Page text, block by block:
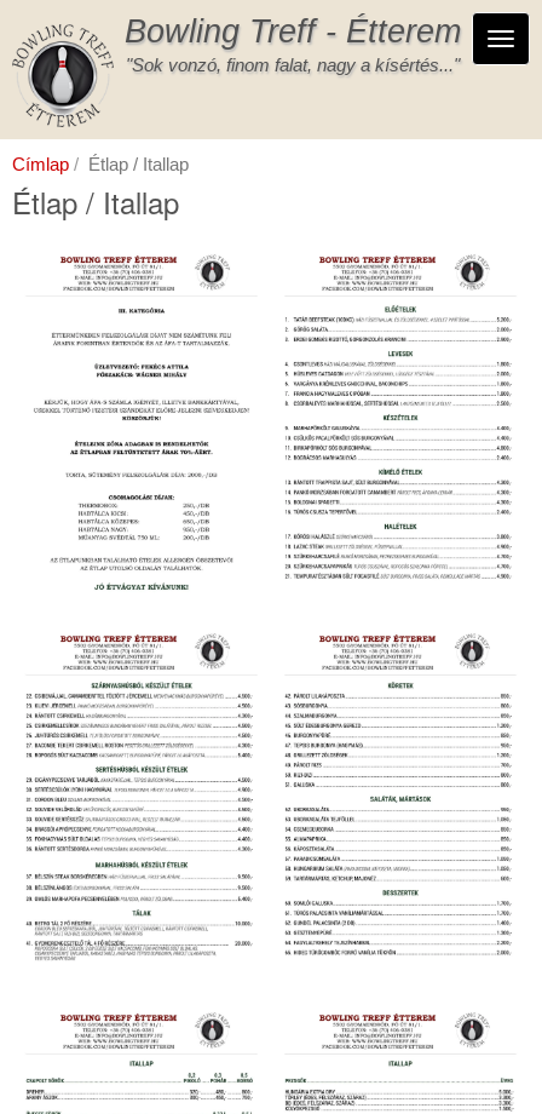
tartalomra
Bowling Treff - Étterem
"Sok vonzó, finom falat, nagy a kísértés..."
Címlap Étlap / Itallap
Étlap / Itallap